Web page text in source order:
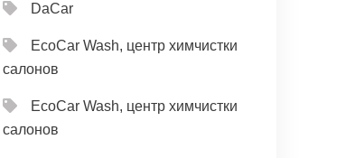
DaCar
EcoCar Wash, центр химчистки
салонов
EcoCar Wash, центр химчистки
салонов